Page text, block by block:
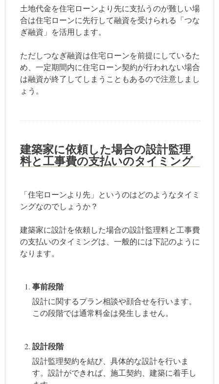
土地代金を住宅ローンより先に支払うのが難しい場
合は住宅ローンに先行して融資を受けられる「つな
ぎ融資」を活用します。
ただしつなぎ融資は住宅ローンを前提にしているた
め、一定期間内に住宅ローン契約が行われない場合
は融資が終了してしまうこともあるので注意しまし
ょう。
建築家に依頼した場合の設計監理
料と工事費の支払いのタイミング
「住宅ローンより先」というのはどのようなタイミ
ングなのでしょうか？
建築家に設計を依頼した場合の設計監理料と工事費
の支払いのタイミングは、一般的には下記のように
なります。
事前段階
設計に関するプラン相談や顔合せを行います。
この段階では通常料金は発生しません。
設計段階
設計監理契約を結び、具体的な設計を行いま
す。設計ができれば、施工契約、建築に着手し